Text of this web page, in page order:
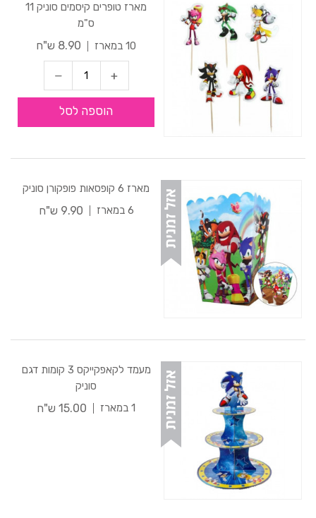
מארז טופרים קיסמים סוניק 11
ס"מ
10 במארז
8.90 ש"ח
הוספה לסל
מארז 6 קופסאות פופקורן סוניק
6 במארז
9.90 ש"ח
מעמד לקאפקייקס 3 קומות דגם
סוניק
1 במארז
15.00 ש"ח